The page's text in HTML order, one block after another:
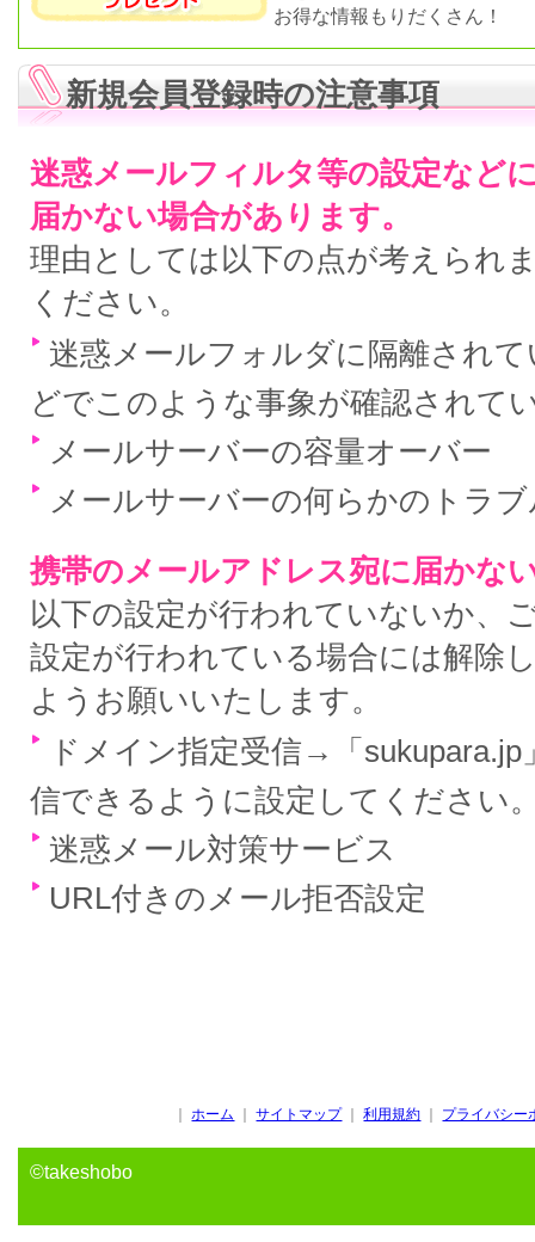
お得な情報もりだくさん！
新規会員登録時の注意事項
迷惑メールフィルタ等の設定など
届かない場合があります。
理由としては以下の点が考えられ
ください。
迷惑メールフォルダに隔離され
どでこのような事象が確認されて
メールサーバーの容量オーバー
メールサーバーの何らかのトラブ
携帯のメールアドレス宛に届かな
以下の設定が行われていないか、
設定が行われている場合には解除
ようお願いいたします。
ドメイン指定受信→「
信できるように設定してください
迷惑メール対策サービス
URL付きのメール拒否設定
｜ホーム ｜サイトマップ ｜利用規約 プライバシー
©takeshobo